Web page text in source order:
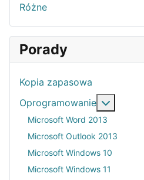
Różne
Porady
Kopia zapasowa
Oprogramowanie
Microsoft Word 2013
Microsoft Outlook 2013
Microsoft Windows 10
Microsoft Windows 11